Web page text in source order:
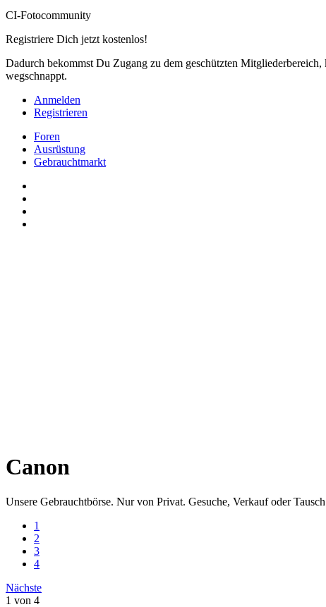
CI-Fotocommunity
Registriere Dich jetzt kostenlos!
Dadurch bekommst Du Zugang zu dem geschützten
wegschnappt.
Anmelden
Registrieren
Foren
Ausrüstung
Gebrauchtmarkt
Canon
Unsere Gebrauchtbörse. Nur von Privat. Gesuche, Verkauf oder
1
2
3
4
Nächste
1 von 4